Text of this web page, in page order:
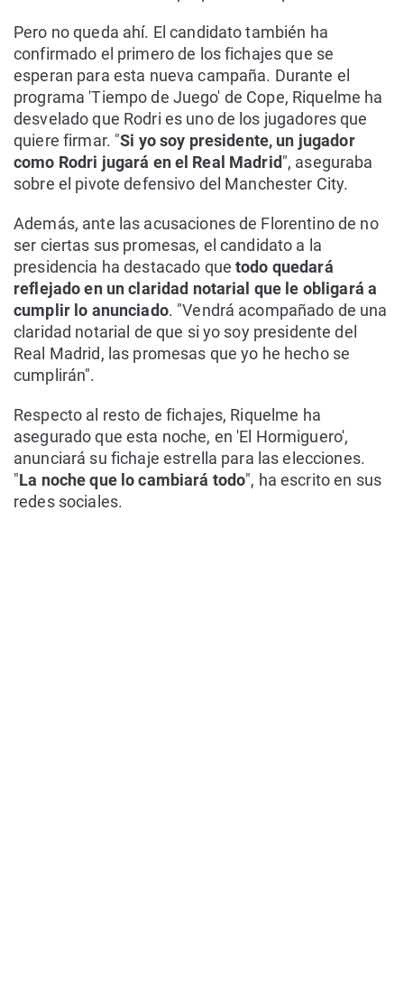
Pero no queda ahí. El candidato también ha
confirmado el primero de los fichajes que se
esperan para esta nueva campaña. Durante el
programa 'Tiempo de Juego' de Cope, Riquelme ha
desvelado que Rodri es uno de los jugadores que
quiere firmar. "Si yo soy presidente, un jugador
como Rodri jugará en el Real Madrid", aseguraba
sobre el pivote defensivo del Manchester City.
Además, ante las acusaciones de Florentino de no
ser ciertas sus promesas, el candidato a la
presidencia ha destacado quetodo quedará
reflejado en un claridad notarial que le obligará a
cumplir lo anunciado. "Vendrá acompañado de una
claridad notarial de que si yo soy presidente del
Real Madrid, las promesas que yo he hecho se
cumplirán".
Respecto al resto de fichajes, Riquelme ha
asegurado que esta noche, en 'El Hormiguero',
anunciará su fichaje estrella para las elecciones.
"La noche que lo cambiará todo", ha escrito en sus
redes sociales.